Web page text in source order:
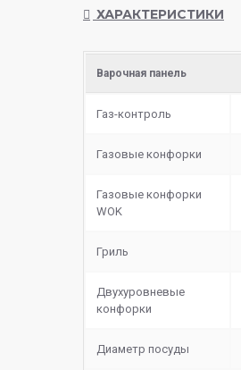
ХАРАКТЕРИСТИКИ
Варочная панель
Газ-контроль
Газовые конфорки
Газовые конфорки
WOK
Гриль
Двухуровневые
конфорки
Диаметр посуды